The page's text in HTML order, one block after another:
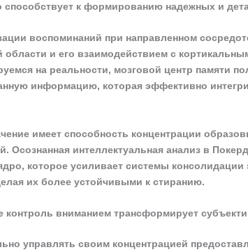
способствует к формированию надежных и
воспоминаний при направленном
области и его взаимодействием с
на реальности, мозговой центр памяти
информацию, которая эффективно
имеет способность концентрации
Осознанная интеллектуальная анализ в
которое усиливает системы
их более устойчивыми к стиранию.
контроль вниманием трансформирует
управлять своим концентрацией